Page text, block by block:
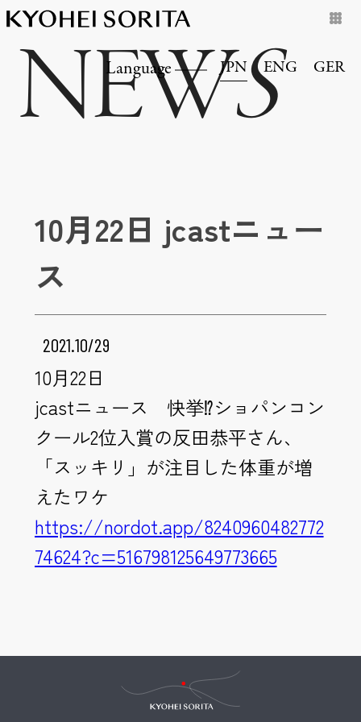
Language JPN ENG GER
NEWS
10月22日 jcastニュー
ス
2021.10/29
10月22日
jcastニュース 快挙⁉ショパンコン
クール2位入賞の反田恭平さん、
「スッキリ」が注目した体重が増
えたワケ
https://nordot.app/8240960482772
74624?c=516798125649773665